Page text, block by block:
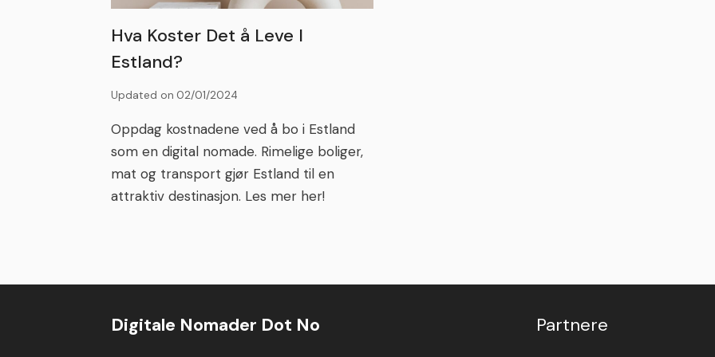
Hva Koster Det å Leve I
Estland?
Updated on 02/01/2024
Oppdag kostnadene ved å bo i Estland
som en digital nomade. Rimelige boliger,
mat og transport gjør Estland til en
attraktiv destinasjon. Les mer her!
Digitale Nomader Dot No Partnere